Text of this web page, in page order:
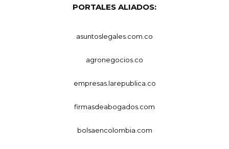
PORTALES ALIADOS:
asuntoslegales.com.co
agronegocios.co
empresas.larepublica.co
firmasdeabogados.com
bolsaencolombia.com